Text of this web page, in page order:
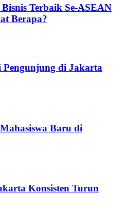
Terbaik Se-ASEAN
Berapa?
Pengunjung di Jakarta
Baru di
Konsisten Turun